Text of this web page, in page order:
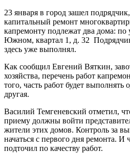
23 января в город зашел
капитальный ремонт
капремонту подлежат два дома: по
Южном, квартал 1, д. 32
здесь уже выполнял.
Как сообщил Евгений Вяткин,
хозяйства, перечень работ
того, часть работ будет выполнять
другая.
Василий Темгеневский отметил,
приему должны войти
жители этих домов. Контроль за
начаться с первого дня ремонта. И
подточил по качеству работ.